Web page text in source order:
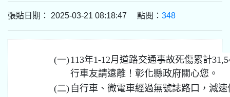
張貼日期： 2025-03-21 08:18:47 點閱： 348
(一)113年1-12月道路交通事故死傷累計
行車友請遠離！彰化縣政府關心您。
(二) 自行車、微電車經過無號誌路口，減